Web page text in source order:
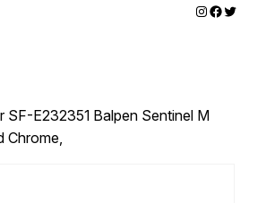
Instagram
Twitter
E232351 Balpen Sentinel M
Chrome,